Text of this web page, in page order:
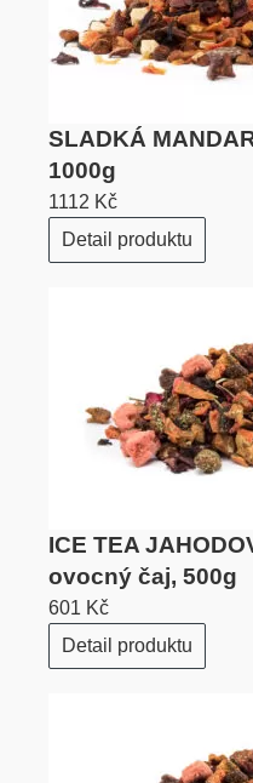
SLADKÁ
1000g
1112 Kč
Detail produktu
ICE TEA
ovocný čaj, 500g
601 Kč
Detail produktu